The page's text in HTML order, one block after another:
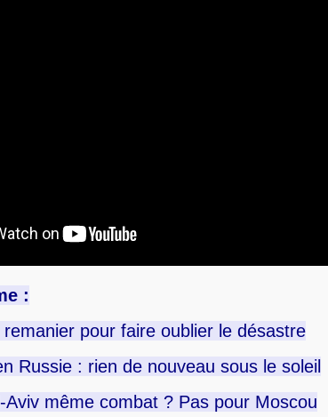
:
pour faire oublier le désastre
Russie : rien de nouveau sous le soleil
Aviv même combat ? Pas pour Moscou